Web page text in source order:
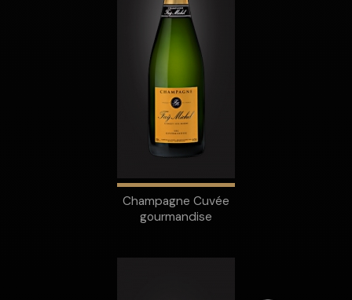
Champagne Cuvée
gourmandise